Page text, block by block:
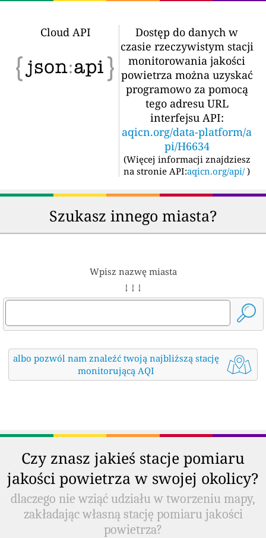
Cloud API
Dostęp do danych w
czasie rzeczywistym stacji
monitorowania jakości
powietrza można uzyskać
programowo za pomocą
tego adresu URL
interfejsu API:
aqicn.org/data-platform/a
pi/H6634
(Więcej informacji znajdziesz
na stronie API:aqicn.org/api/ )
Szukasz innego miasta?
Wpisz nazwę miasta
↓ ↓ ↓
albo pozwól nam znaleźć twoją najbliższą stację
monitorującą AQI
Czy znasz jakieś stacje pomiaru
jakości powietrza w swojej okolicy?
dlaczego nie wziąć udziału w tworzeniu mapy,
zakładając własną stację pomiaru jakości
powietrza?